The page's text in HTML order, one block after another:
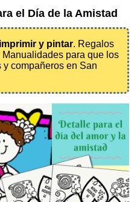
el Día de la Amistad
y pintar. Regalos
para que los
compañeros en San